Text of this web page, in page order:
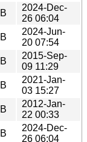
2024-Dec-
26 06:04
2024-Jun-
20 07:54
2015-Sep-
09 11:29
2021-Jan-
03 15:27
2012-Jan-
22 00:33
2024-Dec-
26 06:04